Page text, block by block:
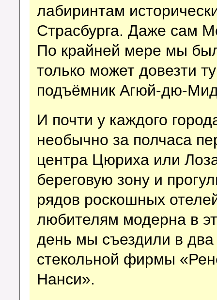
лабиринтам
Страсбурга. Даже сам
По крайней мере мы
только может довезти
подъёмник Агюй-дю-
И почти у каждого
необычно за полчаса
центра Цюриха или
береговую зону и
рядов роскошных
любителям модерна в
день мы съездили в
стекольной фирмы
Нанси».